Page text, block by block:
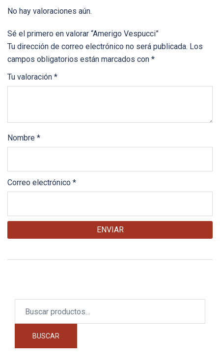
No hay valoraciones aún.
Sé el primero en valorar “Amerigo Vespucci”
Tu dirección de correo electrónico no será publicada. Los
campos obligatorios están marcados con *
Tu valoración *
Nombre *
Correo electrónico *
BUSCAR